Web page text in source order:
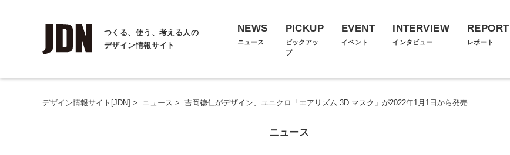
つくる、使う、考える人の
デザイン情報サイト
NEWS
ニュース
PICKUP
ピックアッ
プ
EVENT
イベント
INTERVIEW
インタビュー
REPORT
レポート
デザイン情報サイト[JDN] > ニュース > 吉岡徳仁がデザイン、ユニクロ「エアリズム 3D マスク」が2022年1月1日から発売
ニュース